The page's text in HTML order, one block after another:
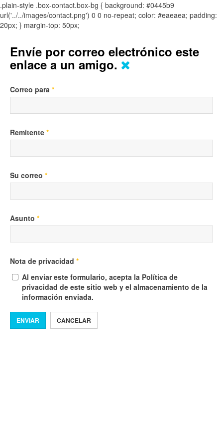
.plain-style .box-contact.box-bg { background: #0445b9
url('../../images/contact.png') 0 0 no-repeat; color: #eaeaea; padding:
20px; } margin-top: 50px;
Envíe por correo electrónico este
enlace a un amigo.
Correo para *
Remitente *
Su correo *
Asunto *
Nota de privacidad *
Al enviar este formulario, acepta la Política de
privacidad de este sitio web y el almacenamiento de la
información enviada.
ENVIAR CANCELAR